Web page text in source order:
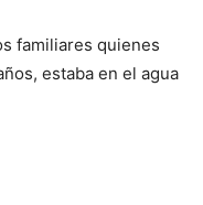
familiares quienes
estaba en el agua